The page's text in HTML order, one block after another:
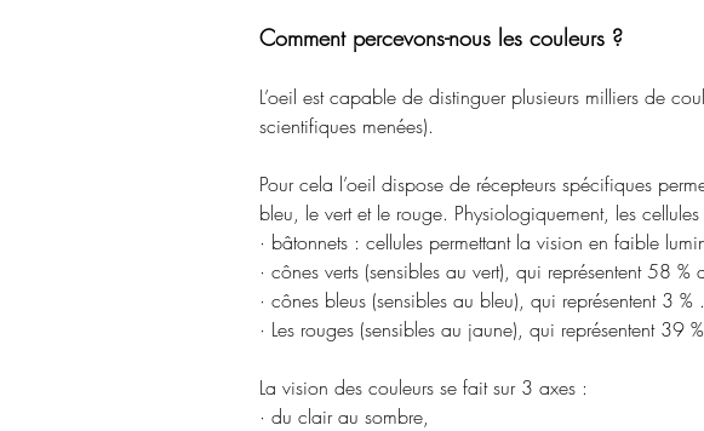
Comment percevons-nous les couleurs ?
L’oeil est capable de distinguer plusieurs milliers de
scientifiques menées).
Pour cela l’oeil dispose de récepteurs spécifiques
bleu, le vert et le rouge. Physiologiquement, les
· bâtonnets : cellules permettant la vision en faible
· cônes verts (sensibles au vert), qui représentent 58
· cônes bleus (sensibles au bleu), qui représentent 3
· Les rouges (sensibles au jaune), qui représentent 39
La vision des couleurs se fait sur 3 axes :
· du clair au sombre,